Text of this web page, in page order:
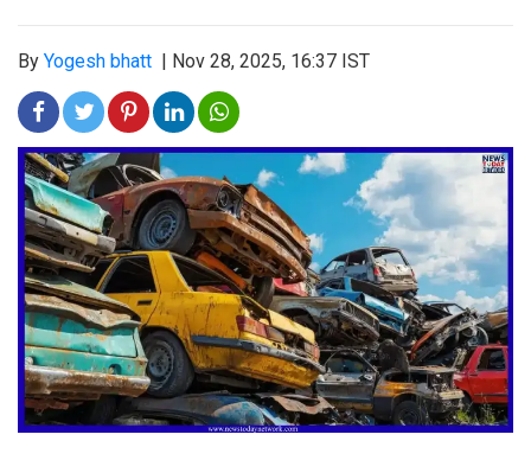
By Yogesh bhatt Nov 28, 2025, 16:37 IST